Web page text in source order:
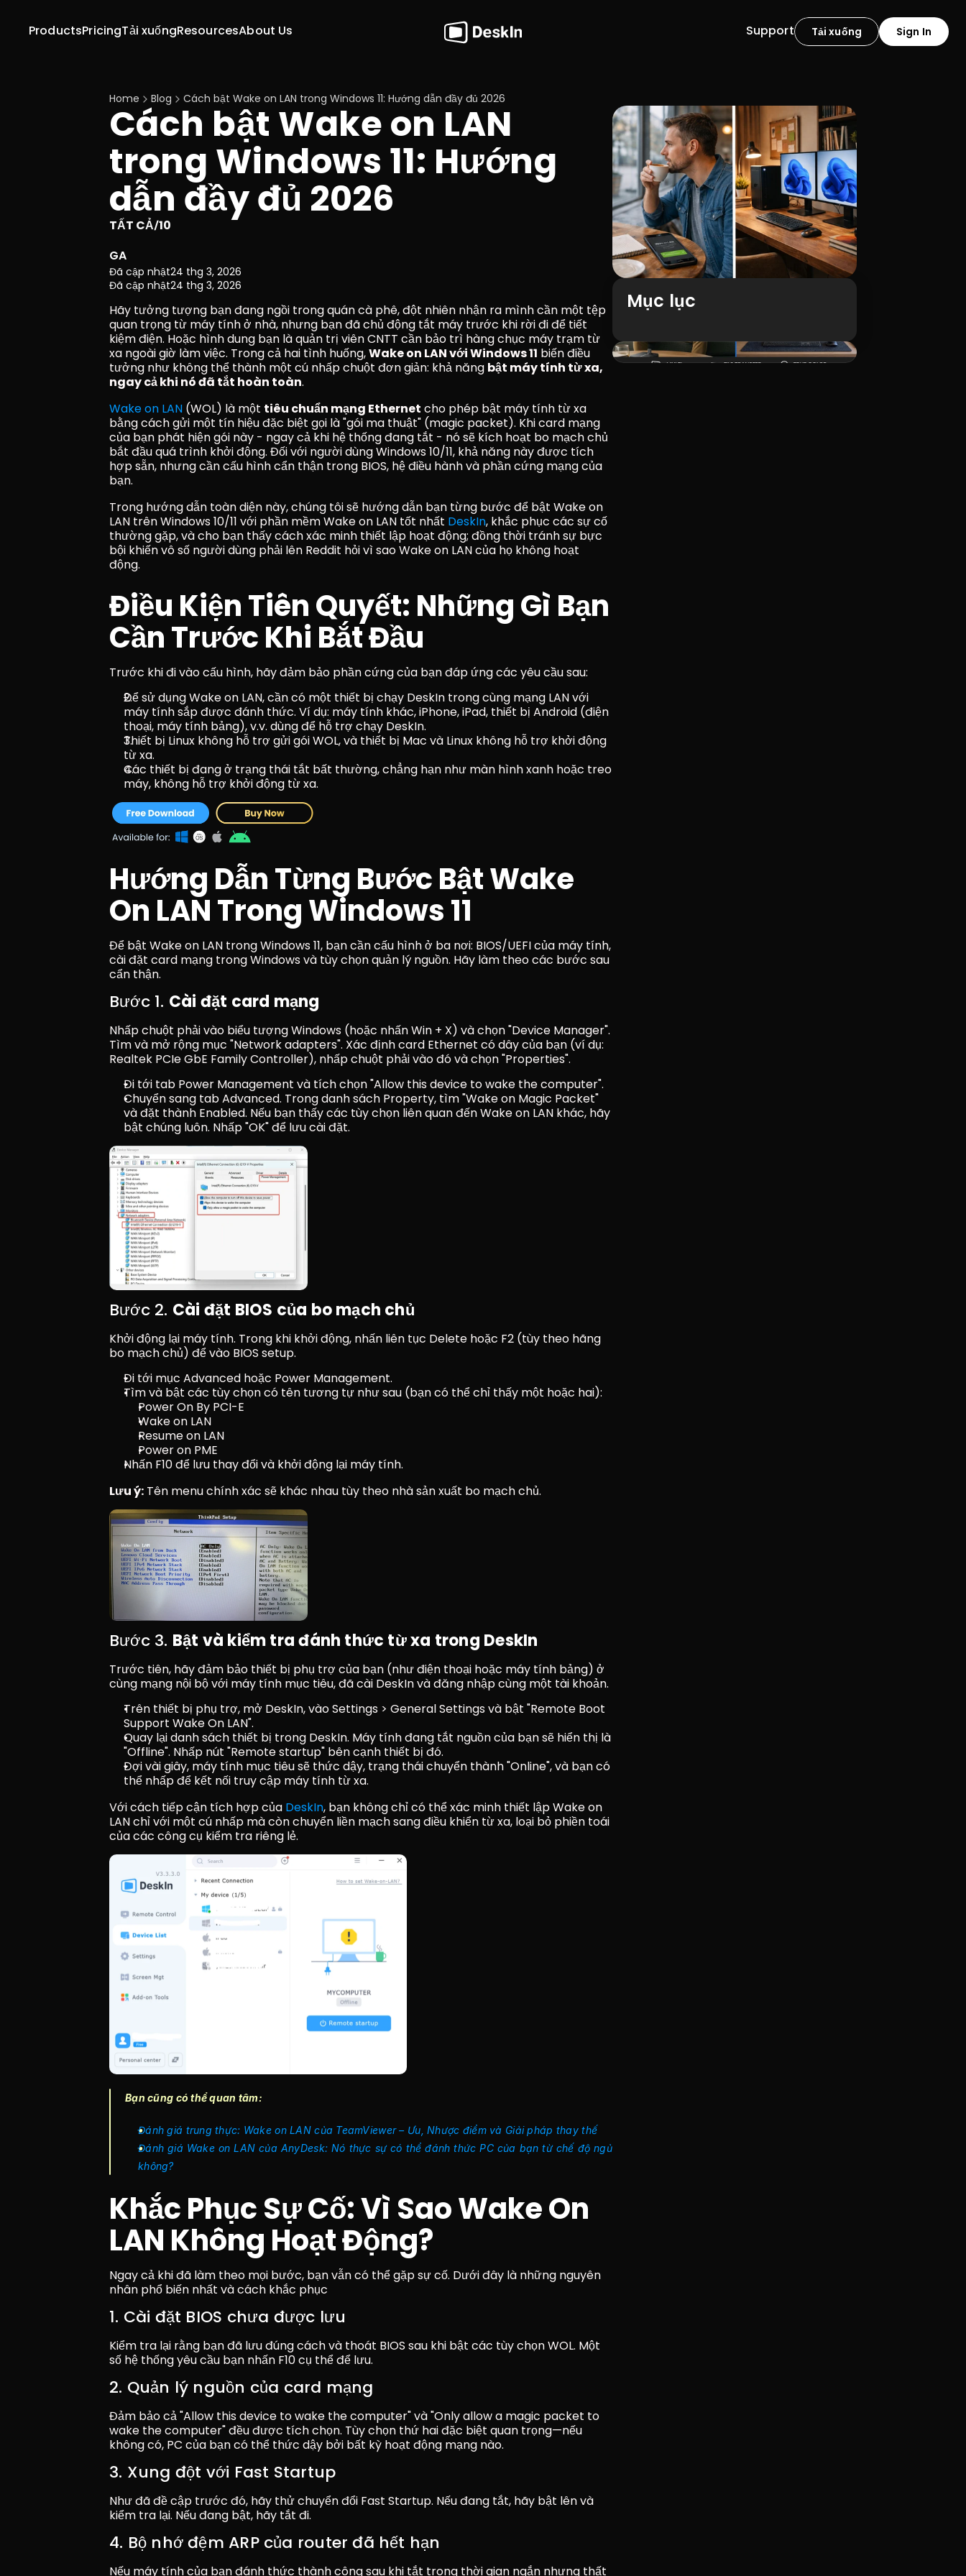
ProductsPricing Resources
Tải xuống About Us Tải xuống Sign In
Support
Home Blog Cách bật Wake on LAN trong Windows 11: Hướng dẫn đầy đủ 2026
Cách bật Wake on LAN
trong Windows 11: Hướng
dẫn đầy đủ 2026
TẤT CẢ/10
GA
Đã cập nhật24 thg 3, 2026
Đã cập nhật24 thg 3, 2026
Hãy tưởng tượng bạn đang ngồi trong quán cà phê, đột nhiên nhận ra mình cần một tệp
quan trọng từ máy tính ở nhà, nhưng bạn đã chủ động tắt máy trước khi rời đi để tiết
kiệm điện. Hoặc hình dung bạn là quản trị viên CNTT cần bảo trì hàng chục máy trạm từ
xa ngoài giờ làm việc. Trong cả hai tình huống, Wake on LAN với Windows 11 biến điều
tưởng như không thể thành một cú nhấp chuột đơn giản: khả năng bật máy tính từ xa,
ngay cả khi nó đã tắt hoàn toàn.
Wake on LAN (WOL) là một tiêu chuẩn mạng Ethernet cho phép bật máy tính từ xa
bằng cách gửi một tín hiệu đặc biệt gọi là "gói ma thuật" (magic packet). Khi card mạng
của bạn phát hiện gói này - ngay cả khi hệ thống đang tắt - nó sẽ kích hoạt bo mạch chủ
bắt đầu quá trình khởi động. Đối với người dùng Windows 10/11, khả năng này được tích
hợp sẵn, nhưng cần cấu hình cẩn thận trong BIOS, hệ điều hành và phần cứng mạng của
bạn.
Trong hướng dẫn toàn diện này, chúng tôi sẽ hướng dẫn bạn từng bước để bật Wake on
LAN trên Windows 10/11 với phần mềm Wake on LAN tốt nhất DeskIn, khắc phục các sự cố
thường gặp, và cho bạn thấy cách xác minh thiết lập hoạt động; đồng thời tránh sự bực
bội khiến vô số người dùng phải lên Reddit hỏi vì sao Wake on LAN của họ không hoạt
động.
Điều Kiện Tiên Quyết: Những Gì Bạn
Cần Trước Khi Bắt Đầu
Trước khi đi vào cấu hình, hãy đảm bảo phần cứng của bạn đáp ứng các yêu cầu sau:
Để sử dụng Wake on LAN, cần có một thiết bị chạy DeskIn trong cùng mạng LAN với
máy tính sắp được đánh thức. Ví dụ: máy tính khác, iPhone, iPad, thiết bị Android (điện
thoại, máy tính bảng), v.v. dùng để hỗ trợ chạy DeskIn.
Thiết bị Linux không hỗ trợ gửi gói WOL, và thiết bị Mac và Linux không hỗ trợ khởi động
từ xa.
Các thiết bị đang ở trạng thái tắt bất thường, chẳng hạn như màn hình xanh hoặc treo
máy, không hỗ trợ khởi động từ xa.
Hướng Dẫn Từng Bước Bật Wake
On LAN Trong Windows 11
Để bật Wake on LAN trong Windows 11, bạn cần cấu hình ở ba nơi: BIOS/UEFI của máy tính,
cài đặt card mạng trong Windows và tùy chọn quản lý nguồn. Hãy làm theo các bước sau
cẩn thận.
Bước 1. Cài đặt card mạng
Nhấp chuột phải vào biểu tượng Windows (hoặc nhấn Win + X) và chọn "Device Manager".
Tìm và mở rộng mục "Network adapters". Xác định card Ethernet có dây của bạn (ví dụ:
Realtek PCIe GbE Family Controller), nhấp chuột phải vào đó và chọn "Properties".
Đi tới tab Power Management và tích chọn "Allow this device to wake the computer".
Chuyển sang tab Advanced. Trong danh sách Property, tìm "Wake on Magic Packet"
và đặt thành Enabled. Nếu bạn thấy các tùy chọn liên quan đến Wake on LAN khác, hãy
bật chúng luôn. Nhấp "OK" để lưu cài đặt.
Bước 2. Cài đặt BIOS của bo mạch chủ
Khởi động lại máy tính. Trong khi khởi động, nhấn liên tục Delete hoặc F2 (tùy theo hãng
bo mạch chủ) để vào BIOS setup.
Đi tới mục Advanced hoặc Power Management.
Tìm và bật các tùy chọn có tên tương tự như sau (bạn có thể chỉ thấy một hoặc hai):
Power On By PCI-E
Wake on LAN
Resume on LAN
Power on PME
Nhấn F10 để lưu thay đổi và khởi động lại máy tính.
Lưu ý: Tên menu chính xác sẽ khác nhau tùy theo nhà sản xuất bo mạch chủ.
Bước 3. Bật và kiểm tra đánh thức từ xa trong DeskIn
Trước tiên, hãy đảm bảo thiết bị phụ trợ của bạn (như điện thoại hoặc máy tính bảng) ở
cùng mạng nội bộ với máy tính mục tiêu, đã cài DeskIn và đăng nhập cùng một tài khoản.
Trên thiết bị phụ trợ, mở DeskIn, vào Settings > General Settings và bật "Remote Boot
Support Wake On LAN".
Quay lại danh sách thiết bị trong DeskIn. Máy tính đang tắt nguồn của bạn sẽ hiển thị là
"Offline". Nhấp nút "Remote startup" bên cạnh thiết bị đó.
Đợi vài giây, máy tính mục tiêu sẽ thức dậy, trạng thái chuyển thành "Online", và bạn có
thể nhấp để kết nối truy cập máy tính từ xa.
Với cách tiếp cận tích hợp của DeskIn, bạn không chỉ có thể xác minh thiết lập Wake on
LAN chỉ với một cú nhấp mà còn chuyển liền mạch sang điều khiển từ xa, loại bỏ phiền toái
của các công cụ kiểm tra riêng lẻ.
Bạn cũng có thể quan tâm:
Đánh giá trung thực: Wake on LAN của TeamViewer – Ưu, Nhược điểm và Giải pháp thay thế
Đánh giá Wake on LAN của AnyDesk: Nó thực sự có thể đánh thức PC của bạn từ chế độ ngủ
không?
Khắc Phục Sự Cố: Vì Sao Wake On
LAN Không Hoạt Động?
Ngay cả khi đã làm theo mọi bước, bạn vẫn có thể gặp sự cố. Dưới đây là những nguyên
nhân phổ biến nhất và cách khắc phục
1. Cài đặt BIOS chưa được lưu
Kiểm tra lại rằng bạn đã lưu đúng cách và thoát BIOS sau khi bật các tùy chọn WOL. Một
số hệ thống yêu cầu bạn nhấn F10 cụ thể để lưu.
2. Quản lý nguồn của card mạng
Đảm bảo cả "Allow this device to wake the computer" và "Only allow a magic packet to
wake the computer" đều được tích chọn. Tùy chọn thứ hai đặc biệt quan trọng—nếu
không có, PC của bạn có thể thức dậy bởi bất kỳ hoạt động mạng nào.
3. Xung đột với Fast Startup
Như đã đề cập trước đó, hãy thử chuyển đổi Fast Startup. Nếu đang tắt, hãy bật lên và
kiểm tra lại. Nếu đang bật, hãy tắt đi.
4. Bộ nhớ đệm ARP của router đã hết hạn
Nếu máy tính của bạn đánh thức thành công sau khi tắt trong thời gian ngắn nhưng thất
Mục lục